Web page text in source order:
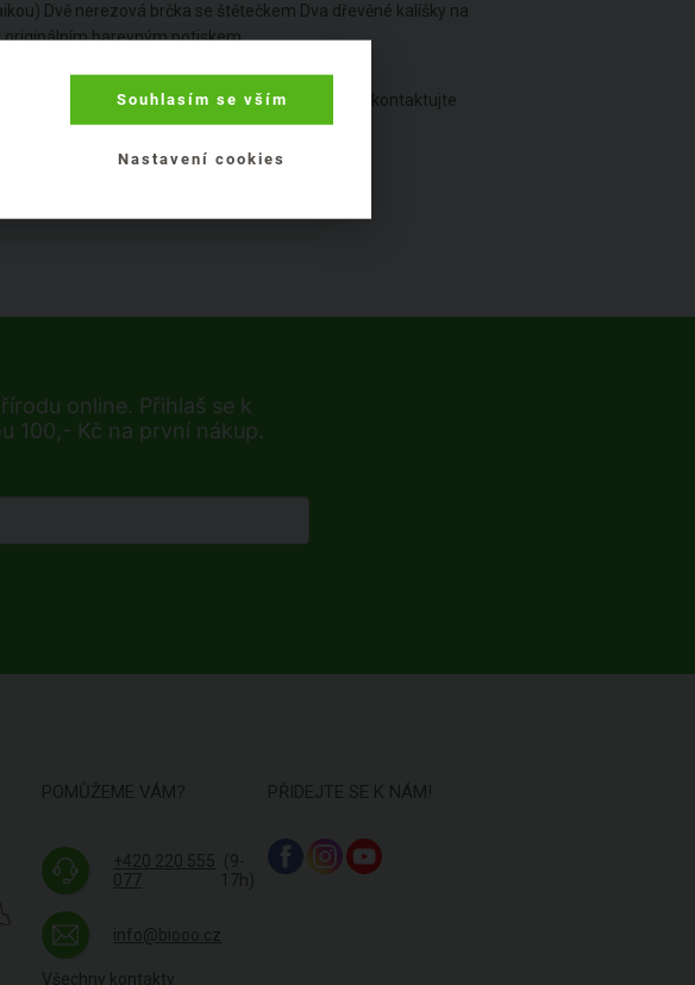
Dvě nerezová brčka se štětečkem Dva dřevěné kalíšky na
originálním barevným potiskem
ve složení. Pokud jste našli v popisku chybu, kontaktujte
online. Přihlaš se k
100,- Kč na první nákup.
POMŮŽEME VÁM?
+420 220 555
077
(9-
17h)
info@biooo.cz
Všechny kontakty
PŘIDEJTE SE K NÁM!
Souhlasím se vším
Nastavení cookies